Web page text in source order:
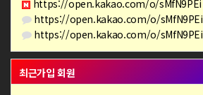
https://open.kakao.com/o/sMfN9PEi
https://open.kakao.com/o/sMfN9PEi
https://open.kakao.com/o/sMfN9PEi
최근가입 회원